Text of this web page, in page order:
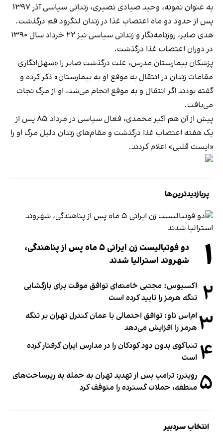
به عنوان نمونه، وحید صیادی نصیری، زندانی سیاسی آذر ۱۳۹۷
پس از حدود دو ماه اعتصاب غذا در زندان لنگرود قم درگذشت.
هدی صابر، روزنامه‌نگار و زندانی سیاسی نیز ۲۲ خرداد سال ۱۳۹۰
در دوران اعتصاب غذا درگذشت.
پزشکان بیمارستان مدرس، علت درگذشت صابر را «سهل‌انگاری
مقامات زندان در انتقال به موقع او به بیمارستان» ذکر کرده و
گفته بودند اگر انتقال و به موقع انجام می‌شد، او از مرگ نجات
می‌یافت.
پیش از آن هم اکبر محمدی، فعال سیاسی در مرداد ۸۵ پس از
یک هفته اعتصاب غذا درگذشت و مقام‌های زندان دلیل مرگ او را
«ایست قلبی» اعلام کردند.
پربازدیدترین‌ها
۱
دو فوتبالیست زن ایرانی ۵ ماه پس از پناهندگی،
شهروند استرالیا شدند
۲ اکسیوس: مجتبی خامنه‌ای توافق موقت برای بازگشایی
تنگه هرمز را تایید کرده است
۳ ام‌اس ناو: توافق احتمالی با عمان کنترل تهران بر تنگه
هرمز را افزایش می‌دهد
۴ تنباکوی بدون دود کودکان را در مدارس ایران گرفتار کرده
است
۵ رویترز: ترامپ پس از تهدید تهران به حمله به زیرساخت‌های
منطقه، حملات گسترده را متوقف کرد
انتخاب سردبیر